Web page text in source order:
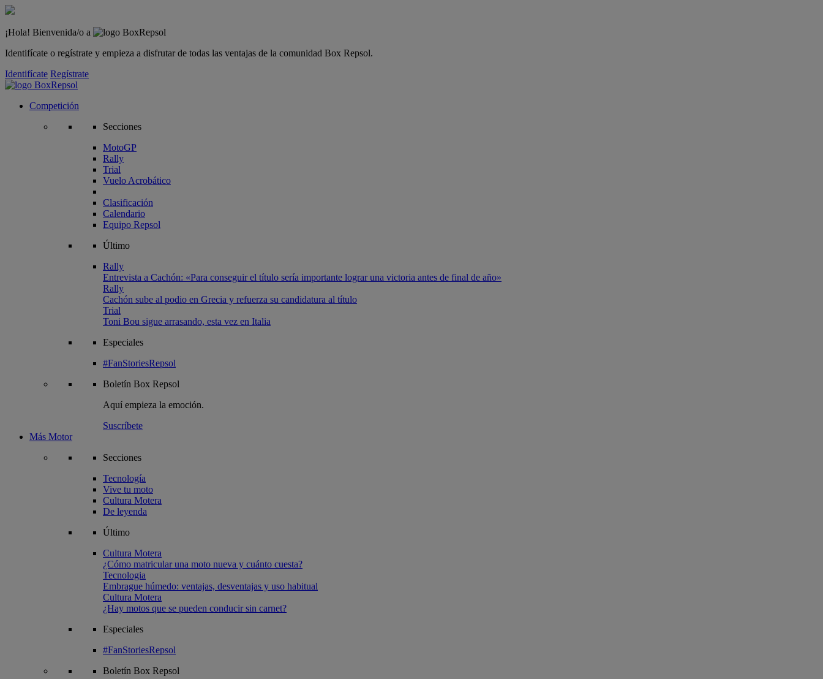
¡Hola! Bienvenida/o a
Identifícate o regístrate y empieza a disfrutar de todas las ventajas de la comunidad Box Repsol.
Identifícate Regístrate
Competición
Secciones
MotoGP
Rally
Trial
Vuelo Acrobático
Clasificación
Calendario
Equipo Repsol
Último
Rally
Entrevista a Cachón: «Para conseguir el título sería importante lograr una victoria antes de final de año»
Rally
Cachón sube al podio en Grecia y refuerza su candidatura al título
Trial
Toni Bou sigue arrasando, esta vez en Italia
Especiales
#FanStoriesRepsol
Boletín Box Repsol
Aquí empieza la emoción.
Suscríbete
Más Motor
Secciones
Tecnología
Vive tu moto
Cultura Motera
De leyenda
Último
Cultura Motera
¿Cómo matricular una moto nueva y cuánto cuesta?
Tecnologia
Embrague húmedo: ventajas, desventajas y uso habitual
Cultura Motera
¿Hay motos que se pueden conducir sin carnet?
Especiales
#FanStoriesRepsol
Boletín Box Repsol